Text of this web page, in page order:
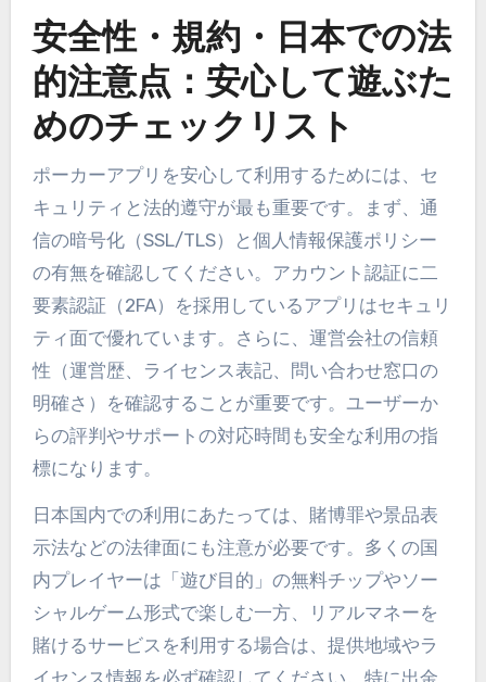
安全性・規約・日本での法
的注意点：安心して遊ぶた
めのチェックリスト
ポーカーアプリを安心して利用するためには、セ
キュリティと法的遵守が最も重要です。まず、通
信の暗号化（SSL/TLS）と個人情報保護ポリシー
の有無を確認してください。アカウント認証に二
要素認証（2FA）を採用しているアプリはセキュリ
ティ面で優れています。さらに、運営会社の信頼
性（運営歴、ライセンス表記、問い合わせ窓口の
明確さ）を確認することが重要です。ユーザーか
らの評判やサポートの対応時間も安全な利用の指
標になります。
日本国内での利用にあたっては、賭博罪や景品表
示法などの法律面にも注意が必要です。多くの国
内プレイヤーは「遊び目的」の無料チップやソー
シャルゲーム形式で楽しむ一方、リアルマネーを
賭けるサービスを利用する場合は、提供地域やラ
イセンス情報を必ず確認してください。特に出金